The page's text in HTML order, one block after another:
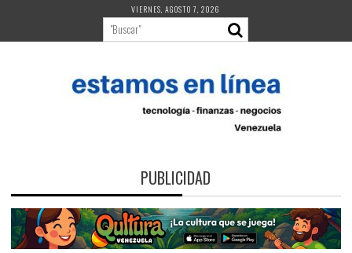
contenido
VIERNES, AGOSTO 7, 2026
PUBLICIDAD